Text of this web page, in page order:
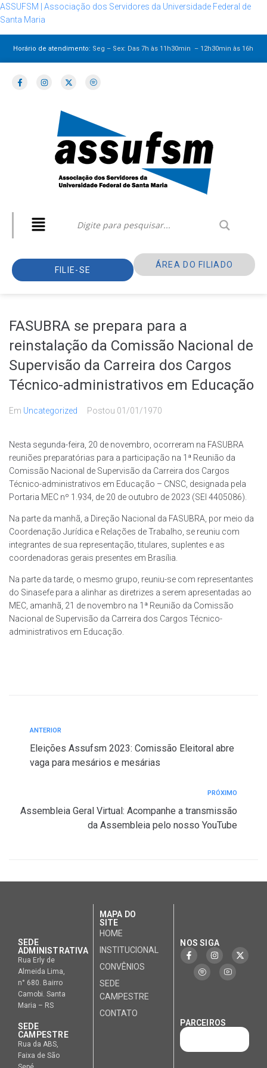
ASSUFSM | Associação dos Servidores da Universidade Federal de
Santa Maria
Horário de atendimento: Seg – Sex: Das 7h às 11h30min – 12h30minàs 16h
FILIE-SE
ÁREA DO FILIADO
FASUBRA se prepara para a
reinstalação da Comissão Nacional de
Supervisão da Carreira dos Cargos
Técnico-administrativos em Educação
Em Uncategorized Postou 01/01/1970
Nesta segunda-feira, 20 de novembro, ocorreram na FASUBRA
reuniões preparatórias para a participação na 1ª Reunião da
Comissão Nacional de Supervisão da Carreira dos Cargos
Técnico-administrativos em Educação – CNSC, designada pela
Portaria MEC nº 1.934, de 20 de outubro de 2023 (SEI 4405086).
Na parte da manhã, a Direção Nacional da FASUBRA, por meio da
Coordenação Jurídica e Relações de Trabalho, se reuniu com
integrantes de sua representação, titulares, suplentes e as
coordenadoras gerais presentes em Brasília.
Na parte da tarde, o mesmo grupo, reuniu-se com representantes
do Sinasefe para a alinhar as diretrizes a serem apresentadas ao
MEC, amanhã, 21 de novembro na 1ª Reunião da Comissão
Nacional de Supervisão da Carreira dos Cargos Técnico-
administrativos em Educação.
ANTERIOR
Eleições Assufsm 2023: Comissão Eleitoral abre
vaga para mesários e mesárias
PRÓXIMO
Assembleia Geral Virtual: Acompanhe a transmissão
da Assembleia pelo nosso YouTube
SEDE
ADMINISTRATIVA
Rua Erly de
Almeida Lima,
n° 680. Bairro
Camobi. Santa
Maria – RS
SEDE
CAMPESTRE
Rua da ABS,
Faixa de São
MAPA DO
SITE
HOME
INSTITUCIONAL
CONVÊNIOS
SEDE
CAMPESTRE
CONTATO
NOS SIGA
PARCEIROS